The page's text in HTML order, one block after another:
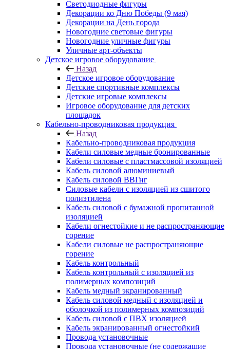
Светодиодные фигуры
Декорации ко Дню Победы (9 мая)
Декорации на День города
Новогодние световые фигуры
Новогодние уличные фигуры
Уличные арт-объекты
Детское игровое оборудование
Назад
Детское игровое оборудование
Детские спортивные комплексы
Детские игровые комплексы
Игровое оборудование для детских
площадок
Кабельно-проводниковая продукция
Назад
Кабельно-проводниковая продукция
Кабели силовые медные бронированные
Кабели силовые с пластмассовой изоляцией
Кабель силовой алюминиевый
Кабель силовой ВВГнг
Силовые кабели с изоляцией из сшитого
полиэтилена
Кабель силовой с бумажной пропитанной
изоляцией
Кабели огнестойкие и не распространяющие
горение
Кабели силовые не распространяющие
горение
Кабель контрольный
Кабель контрольный с изоляцией из
полимерных композиций
Кабель медный экранированный
Кабель силовой медный с изоляцией и
оболочкой из полимерных композиций
Кабель силовой с ПВХ изоляцией
Кабель экранированный огнестойкий
Провода установочные
Провода установочные (не содержащие